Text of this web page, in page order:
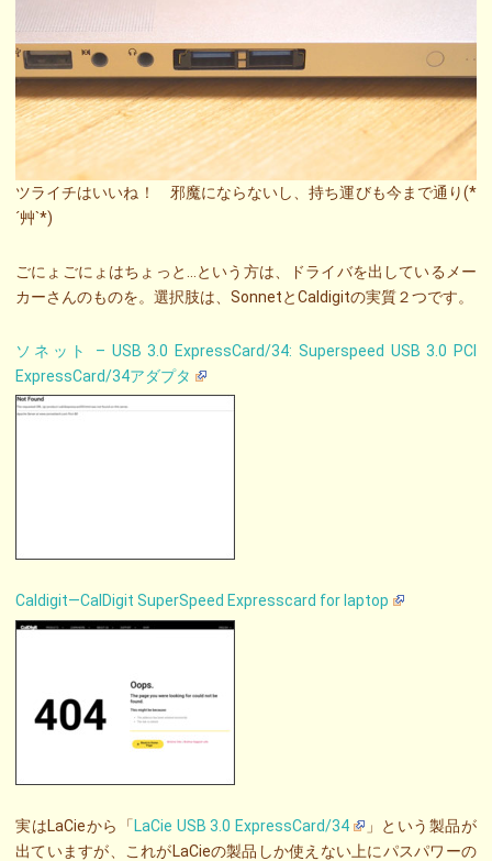
ツライチはいいね！ 邪魔にならないし、持ち運びも今まで通り(*
´艸`*)
ごにょごにょはちょっと…という方は、ドライバを出しているメー
カーさんのものを。選択肢は、SonnetとCaldigitの実質２つです。
ソネット – USB 3.0 ExpressCard/34: Superspeed USB 3.0 PCI
ExpressCard/34アダプタ
Caldigit—CalDigit SuperSpeed Expresscard for laptop
実はLaCieから「 LaCie USB 3.0 ExpressCard/34
」という製品が
出ていますが、これがLaCieの製品しか使えない上にパスパワーの